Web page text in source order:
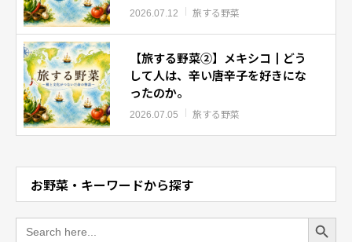
2026.07.12 旅する野菜
【旅する野菜②】メキシコ┃どう
して人は、辛い唐辛子を好きにな
ったのか。
2026.07.05 旅する野菜
お野菜・キーワードから探す
Search
for:
Search Button